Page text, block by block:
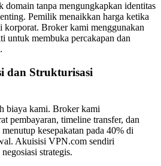
tanpa mengungkapkan identitas
Pemilik menaikkan harga ketika
korporat. Broker kami menggunakan
untuk membuka percakapan dan
dan Strukturisasi
biaya kami. Broker kami
pembayaran, timeline transfer, dan
kesepakatan pada 40% di
Akuisisi VPN.com sendiri
strategis.